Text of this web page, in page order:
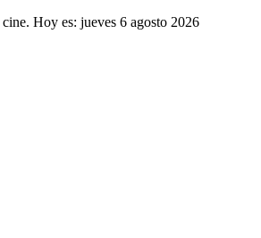
Hoy es: jueves 6 agosto 2026